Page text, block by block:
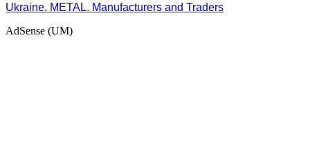
Ukraine. METAL. Manufacturers and Traders
AdSense (UM)